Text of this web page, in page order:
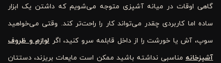
گاهی اوقات در میانه آشپزی متوجه می‌شویم که داشتن یک ابزار
ساده اما کاربردی چقدر می‌تواند کار را راحت‌تر کند. وقتی می‌خواهید
سوپ، آش یا خورشت را از داخل قابلمه سرو کنید، اگر لوازم و ظروف
آشپزخانه مناسبی نداشته باشید ممکن است مایعات بریزند، دستتان